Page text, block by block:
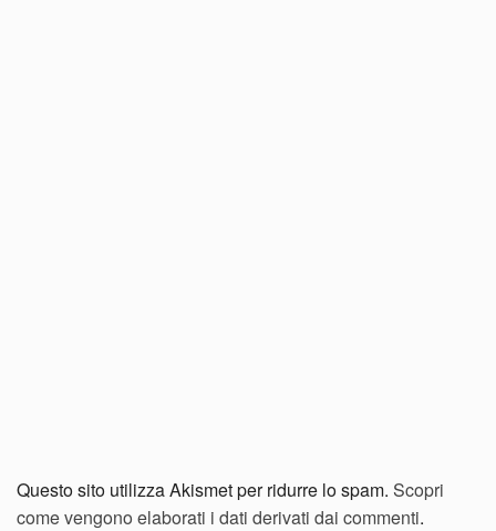
Questo sito utilizza Akismet per ridurre lo spam. Scopri
come vengono elaborati i dati derivati dai commenti.